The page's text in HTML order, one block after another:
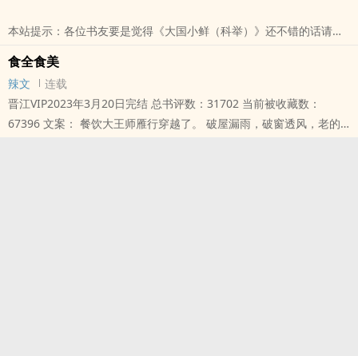
本站提示：各位书友要是觉得《大国小鲜（科举）》还不错的话请不
要忘记向您QQ群和微博里的朋友推荐哦！
食全食美
辣文
连载
晋江VIP2023年3月20日完结 总书评数：31702 当前被收藏数：
67396 文案： 餐饮大王师雁行穿越了。 破屋漏雨，破窗透风，老的